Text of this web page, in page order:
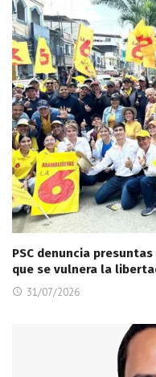
PSC denuncia
que se vulnera la
31/07/2026